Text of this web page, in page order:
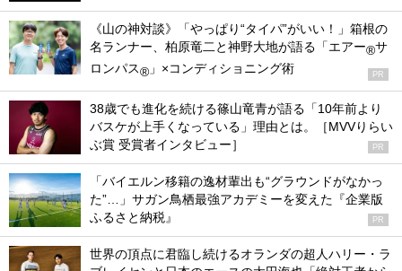
《山の神対談》「やっぱり“タイパ”がいい！」箱根の
名ランナー、柏原竜二と神野大地が語る「エアー®サ
ロンパス® 」×コンディショニング術 PR
38歳でも進化を続ける篠山竜青が語る「10年前より
バスケが上手くなっている」理由とは。［MVVりらい
ぶ賞 受賞者インタビュー］
PR
「バイエルン移籍の逸材輩出も“グラウンドがなかっ
た”…」サガン鳥栖最強アカデミーを変えた『企業版
ふるさと納税』
PR
世界の頂点に君臨し続けるオランダの超人ハリー・ラ